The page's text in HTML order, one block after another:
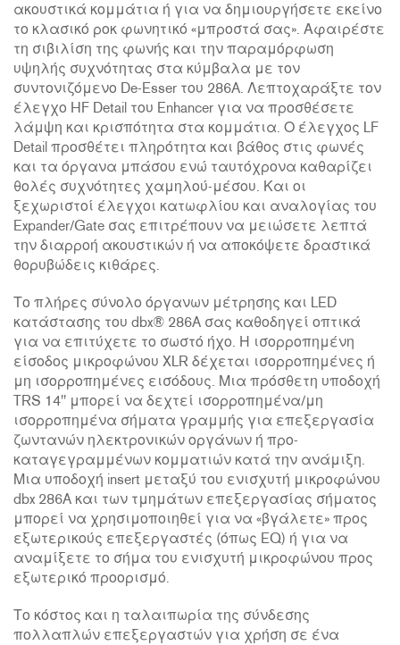
ακουστικά κομμάτια ή για να δημιουργήσετε εκείνο
το κλασικό ροκ φωνητικό «μπροστά σας». Αφαιρέστε
τη σιβιλίση της φωνής και την παραμόρφωση
υψηλής συχνότητας στα κύμβαλα με τον
συντονιζόμενο De-Esser του 286A. Λεπτοχαράξτε τον
έλεγχο HF Detail του Enhancer για να προσθέσετε
λάμψη και κρισπότητα στα κομμάτια. Ο έλεγχος LF
Detail προσθέτει πληρότητα και βάθος στις φωνές
και τα όργανα μπάσου ενώ ταυτόχρονα καθαρίζει
θολές συχνότητες χαμηλού-μέσου. Και οι
ξεχωριστοί έλεγχοι κατωφλίου και αναλογίας του
Expander/Gate σας επιτρέπουν να μειώσετε λεπτά
την διαρροή ακουστικών ή να αποκόψετε δραστικά
θορυβώδεις κιθάρες.
Το πλήρες σύνολο όργανων μέτρησης και LED
κατάστασης του dbx® 286A σας καθοδηγεί οπτικά
για να επιτύχετε το σωστό ήχο. Η ισορροπημένη
είσοδος μικροφώνου XLR δέχεται ισορροπημένες ή
μη ισορροπημένες εισόδους. Μια πρόσθετη υποδοχή
TRS 14" μπορεί να δεχτεί ισορροπημένα/μη
ισορροπημένα σήματα γραμμής για επεξεργασία
ζωντανών ηλεκτρονικών οργάνων ή προ-
καταγεγραμμένων κομματιών κατά την ανάμιξη.
Μια υποδοχή insert μεταξύ του ενισχυτή μικροφώνου
dbx 286A και των τμημάτων επεξεργασίας σήματος
μπορεί να χρησιμοποιηθεί για να «βγάλετε» προς
εξωτερικούς επεξεργαστές (όπως EQ) ή για να
αναμίξετε το σήμα του ενισχυτή μικροφώνου προς
εξωτερικό προορισμό.
Το κόστος και η ταλαιπωρία της σύνδεσης
πολλαπλών επεξεργαστών για χρήση σε ένα